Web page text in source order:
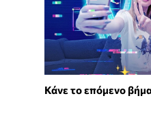
Κάνε το επόμενο